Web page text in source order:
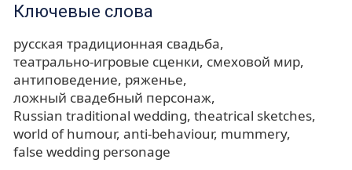
Ключевые слова
русская традиционная свадьба
театрально-игровые сценки смеховой мир
антиповедение ряженье
ложный свадебный персонаж
Russian traditional wedding theatrical sketches
world of humour anti-behaviour mummery
false wedding personage